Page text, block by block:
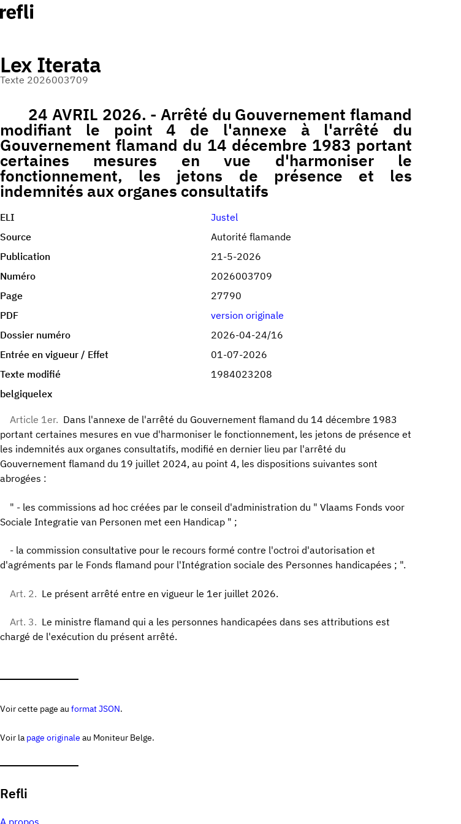
Lex Iterata
Texte 2026003709
24 AVRIL 2026. - Arrêté du Gouvernement flamand
modifiant le point 4 de l'annexe à l'arrêté du
Gouvernement flamand du 14 décembre 1983 portant
certaines mesures en vue d'harmoniser le
fonctionnement, les jetons de présence et les
indemnités aux organes consultatifs
ELI
Justel
Source
Autorité flamande
Publication
21-5-2026
Numéro
2026003709
Page
27790
PDF
version originale
Dossier numéro
2026-04-24/16
Entrée en vigueur / Effet
01-07-2026
Texte modifié
1984023208
belgiquelex
Article 1er. Dans l'annexe de l'arrêté du Gouvernement flamand du 14 décembre 1983
portant certaines mesures en vue d'harmoniser le fonctionnement, les jetons de présence et
les indemnités aux organes consultatifs, modifié en dernier lieu par l'arrêté du
Gouvernement flamand du 19 juillet 2024, au point 4, les dispositions suivantes sont
abrogées :
" - les commissions ad hoc créées par le conseil d'administration du " Vlaams Fonds voor
Sociale Integratie van Personen met een Handicap " ;
- la commission consultative pour le recours formé contre l'octroi d'autorisation et
d'agréments par le Fonds flamand pour l'Intégration sociale des Personnes handicapées ; ".
Art. 2. Le présent arrêté entre en vigueur le 1er juillet 2026.
Art. 3. Le ministre flamand qui a les personnes handicapées dans ses attributions est
chargé de l'exécution du présent arrêté.
Voir cette page au format JSON.
Voir la page originale au Moniteur Belge.
Refli
A propos